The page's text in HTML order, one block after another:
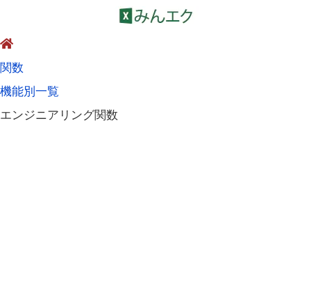
関数
機能別一覧
エンジニアリング関数